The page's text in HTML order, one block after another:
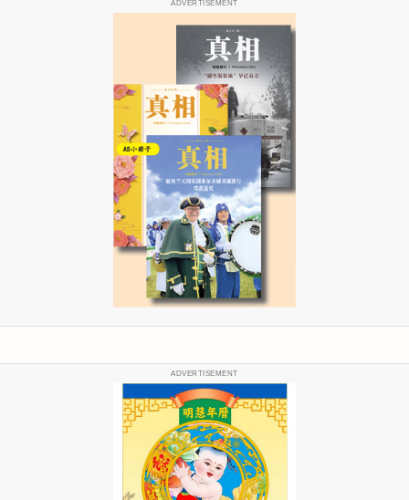
ADVERTISEMENT
ADVERTISEMENT